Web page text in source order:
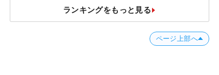
ランキングをもっと見る
ページ上部へ